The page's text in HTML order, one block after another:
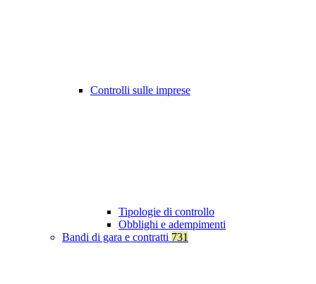
Controlli sulle imprese
Tipologie di controllo
Obblighi e adempimenti
Bandi di gara e contratti 731